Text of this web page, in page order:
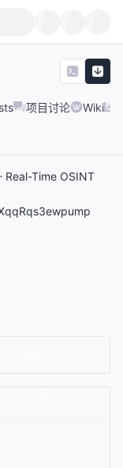
项目讨论 Wiki
Time OSINT